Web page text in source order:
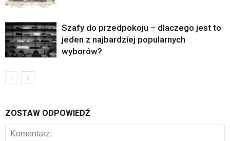
Szafy do przedpokoju – dlaczego jest to
jeden z najbardziej popularnych
wyborów?
ZOSTAW ODPOWIEDŹ